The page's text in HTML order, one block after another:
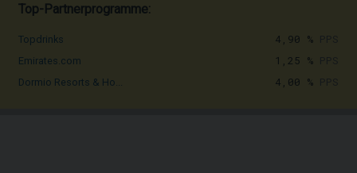
Top-Partnerprogramme:
Topdrinks 4,90 %
Emirates.com 1,25 %
Dormio Resorts & Ho... 4,00 %